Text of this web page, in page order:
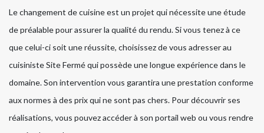
Le changement de cuisine est un projet qui nécessite une étude
de préalable pour assurer la qualité du rendu. Si vous tenez à ce
que celui-ci soit une réussite, choisissez de vous adresser au
cuisiniste Site Fermé qui possède une longue expérience dans le
domaine. Son intervention vous garantira une prestation conforme
aux normes à des prix qui ne sont pas chers. Pour découvrir ses
réalisations, vous pouvez accéder à son portail web ou vous rendre